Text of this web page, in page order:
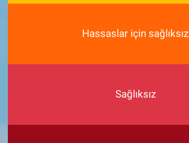
Hassaslar için sağlıksız
Sağlıksız